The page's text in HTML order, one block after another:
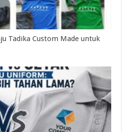
Tadika Custom Made untuk